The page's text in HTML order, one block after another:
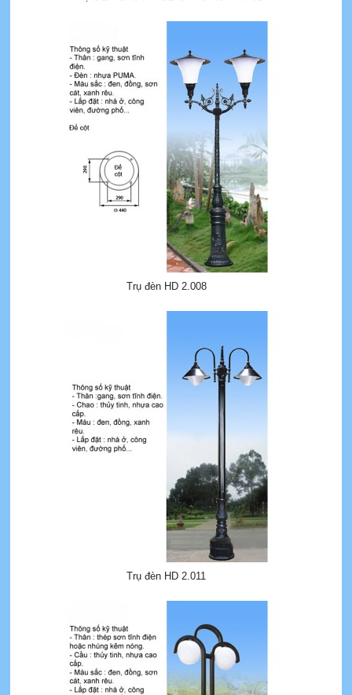
Trụ đèn HD 2.008
Trụ đèn HD 2.011